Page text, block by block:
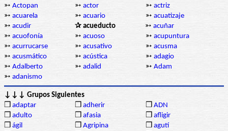
➳ Actopan ➳ actor ➳ actriz
➳ acuarela ➳ acuario ➳ acuatizaje
➳ acudir ✰ acueducto ➳ acuñar
➳ acuofonía ➳ acuoso ➳ acupuntura
➳ acurrucarse ➳ acusativo ➳ acusma
➳ acusmático ➳ acústica ➳ adagio
➳ Adalberto ➳ adalid ➳ Adam
➳ adanismo
↓↓↓ Grupos Siguientes
❒ adaptar ❒ adherir ❒ ADN
❒ adulto ❒ afasia ❒ afligir
❒ ágil ❒ Agripina ❒ agutí